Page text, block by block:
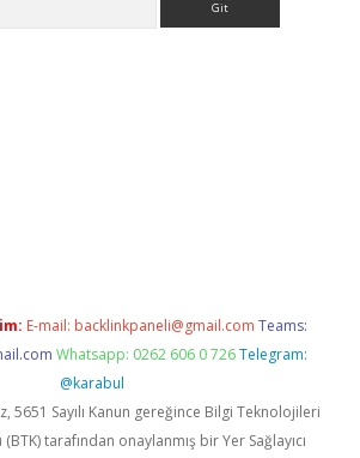
E-mail: backlinkpaneli@gmail.com Teams:
Whatsapp: 0262 606 0 726 Telegram:
@karabul
5651 Sayılı Kanun gereğince Bilgi Teknolojileri
tarafından onaylanmış bir Yer Sağlayıcı